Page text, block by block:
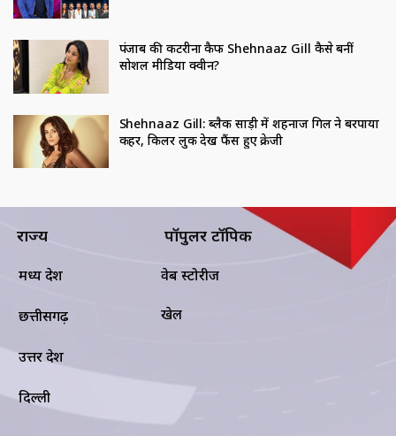
पंजाब की कटरीना कैफ Shehnaaz Gill कैसे बनीं
सोशल मीडिया क्वीन?
Shehnaaz Gill: ब्लैक साड़ी में शहनाज गिल ने बरपाया
कहर, किलर लुक देख फैंस हुए क्रेजी
राज्य
मध्य प्रदेश
छत्तीसगढ़
उत्तर प्रदेश
दिल्ली
पॉपुलर टॉपिक
वेब स्टोरीज
खेल